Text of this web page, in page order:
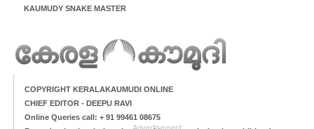
KAUMUDY SNAKE MASTER
COPYRIGHT KERALAKAUMUDI ONLINE
CHIEF EDITOR - DEEPU RAVI
Online Queries call: + 91 99461 08675